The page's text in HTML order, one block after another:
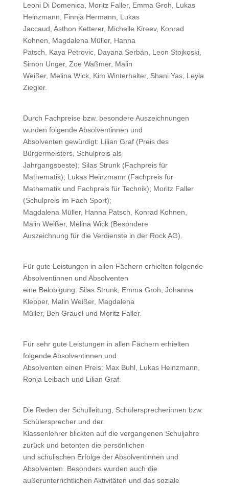
Leoni Di Domenica, Moritz Faller, Emma Groh, Lukas
Heinzmann, Finnja Hermann, Lukas
Jaccaud, Asthon Ketterer, Michelle Kireev, Konrad
Kohnen, Magdalena Müller, Hanna
Patsch, Kaya Petrovic, Dayana Serbán, Leon Stojkoski,
Simon Unger, Zoe Waßmer, Malin
Weißer, Melina Wick, Kim Winterhalter, Shani Yas, Leyla
Ziegler.
Durch Fachpreise bzw. besondere Auszeichnungen
wurden folgende Absolventinnen und
Absolventen gewürdigt: Lilian Graf (Preis des
Bürgermeisters, Schulpreis als
Jahrgangsbeste); Silas Strunk (Fachpreis für
Mathematik); Lukas Heinzmann (Fachpreis für
Mathematik und Fachpreis für Technik); Moritz Faller
(Schulpreis im Fach Sport);
Magdalena Müller, Hanna Patsch, Konrad Kohnen,
Malin Weißer, Melina Wick (Besondere
Auszeichnung für die Verdienste in der Rock AG).
Für gute Leistungen in allen Fächern erhielten folgende
Absolventinnen und Absolventen
eine Belobigung: Silas Strunk, Emma Groh, Johanna
Klepper, Malin Weißer, Magdalena
Müller, Ben Grauel und Moritz Faller.
Für sehr gute Leistungen in allen Fächern erhielten
folgende Absolventinnen und
Absolventen einen Preis: Max Buhl, Lukas Heinzmann,
Ronja Leibach und Lilian Graf.
Die Reden der Schulleitung, Schülersprecherinnen bzw.
Schülersprecher und der
Klassenlehrer blickten auf die vergangenen Schuljahre
zurück und betonten die persönlichen
und schulischen Erfolge der Absolventinnen und
Absolventen. Besonders wurden auch die
außerunterrichtlichen Aktivitäten und das soziale